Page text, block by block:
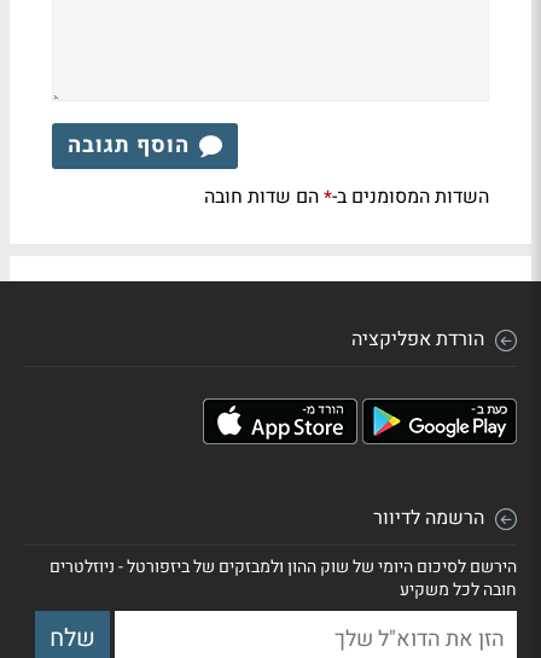
הוסף תגובה
השדות המסומנים ב-*הם שדות חובה
הורדת אפליקציה
הרשמה לדיוור
הירשם לסיכום היומי של שוק ההון ולמבזקים של ביזפורטל - ניוזלטרים
חובה לכל משקיע